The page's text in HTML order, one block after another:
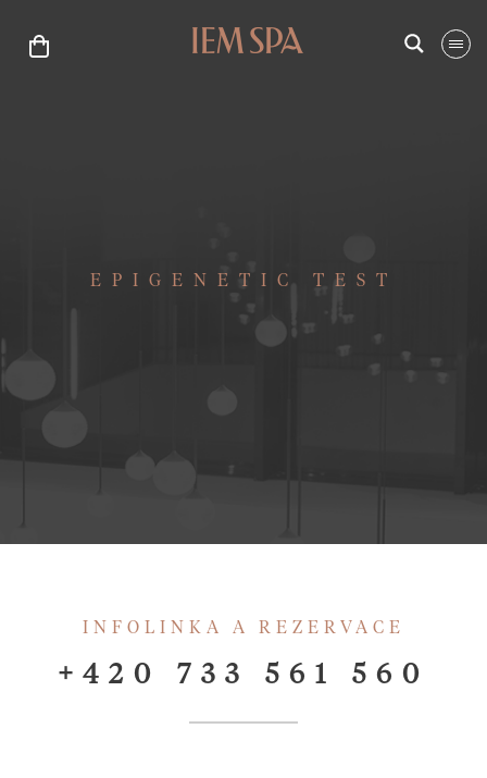
EPIGENETIC TEST
INFOLINKA A REZERVACE
+420 733 561 560